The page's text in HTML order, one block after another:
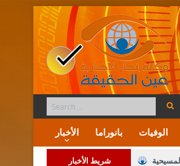
الأخبار بانوراما الوفيات
شريط الأخبار